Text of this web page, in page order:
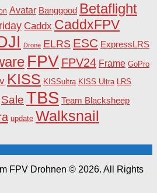
Avatar Banggood Betaflight
Caddx CaddxFPV
Drone ELRS ESC ExpressLRS
FPV FPV24 Frame GoPro
KISS KISSultra KISS Ultra LRS
Sale TBS Team Blacksheep
update Walksnail
FPV Drohnen © 2026. All Rights